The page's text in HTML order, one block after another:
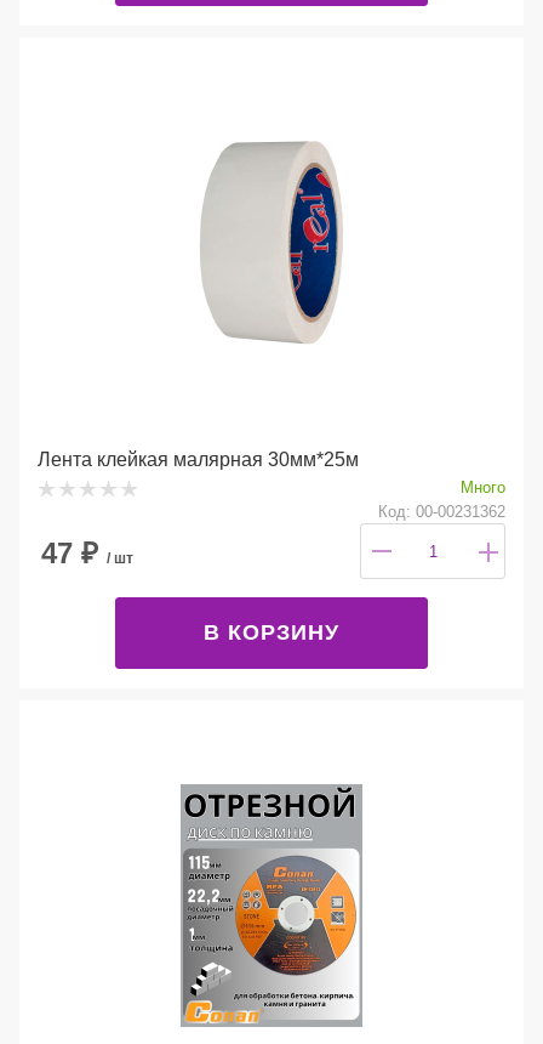
Лента клейкая малярная 30мм*25м
Много
Код: 00-00231362
47 ₽ / шт
В КОРЗИНУ